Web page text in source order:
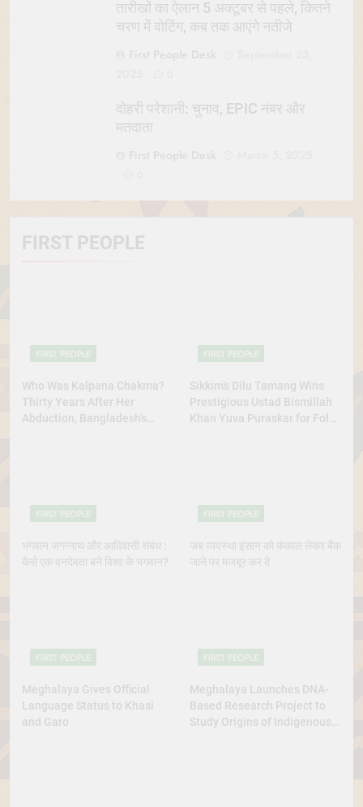
FIRST PEOPLE
FIRST PEOPLE
Who Was Kalpana Chakma?
Thirty Years After Her
Abduction, Bangladesh’s
FIRST PEOPLE
Sikkim’s Dilu Tamang Wins
Prestigious Ustad Bismillah
Khan Yuva Puraskar for Folk
FIRST PEOPLE
भगवान जगन्नाथ और आदिवासी संबंध :
कैसे एक वनदेवता बने विश्व के भगवान?
FIRST PEOPLE
जब व्यवस्था इंसान को कंकाल लेकर बैंक
जाने पर मजबूर कर दे
FIRST PEOPLE
Meghalaya Gives Official
Language Status to Khasi
and Garo
FIRST PEOPLE
Meghalaya Launches DNA-
Based Research Project to
Study Origins of Indigenous
तारीखों का ऐलान 5 अक्टूबर से पहले, कितने
चरण में वोटिंग, कब तक आएंगे नतीजे
दोहरी परेशानी: चुनाव, EPIC नंबर और
मतदाता